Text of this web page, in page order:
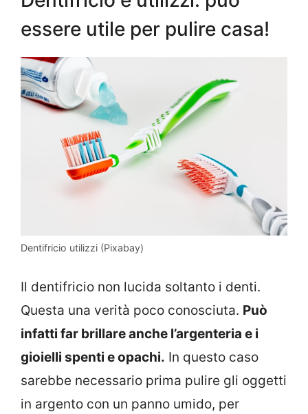
essere utile per pulire casa!
Dentifricio utilizzi (Pixabay)
Il dentifricio non lucida soltanto i denti.
Questa una verità poco conosciuta. Può
infatti far brillare anche l’argenteria e i
gioielli spenti e opachi. In questo caso
sarebbe necessario prima pulire gli oggetti
in argento con un panno umido, per